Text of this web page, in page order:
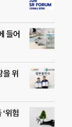
들어
을 위
위험